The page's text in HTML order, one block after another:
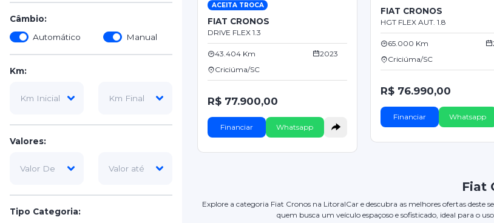
Câmbio:
Automático
Manual
Km:
Valores:
Tipo Categoria:
ACEITA TROCA
FIAT CRONOS
DRIVE FLEX 1.3
43.404 Km
2023
Criciúma/SC
R$ 77.900,00
Financiar Whatsapp
FIAT CRONOS
HGT FLEX AUT. 1.8
65.000 Km
Criciúma/SC
R$ 76.990,00
Financiar Whatsapp
Fiat
Explore a categoria Fiat Cronos na LitoralCar e descubra as melhores ofertas
quem busca um veículo espaçoso e sofisticado, ideal para o